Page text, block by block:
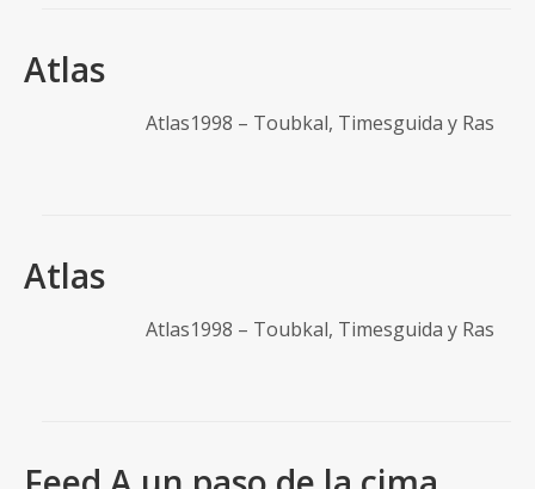
Atlas
Atlas1998 – Toubkal, Timesguida y Ras
Atlas
Atlas1998 – Toubkal, Timesguida y Ras